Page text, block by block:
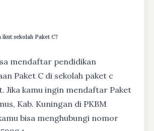
ikut sekolah Paket C?
mendaftar pendidikan
Paket C di sekolah paket c
Jika kamu ingin mendaftar Paket
Kab. Kuningan di PKBM
bisa menghubungi nomor